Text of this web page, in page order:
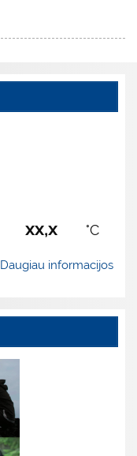
xx,x °C
Daugiau informacijos